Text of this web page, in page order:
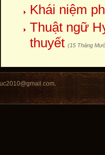
Khái niệm
Thuật ngữ
thuyết (15 Tháng
.